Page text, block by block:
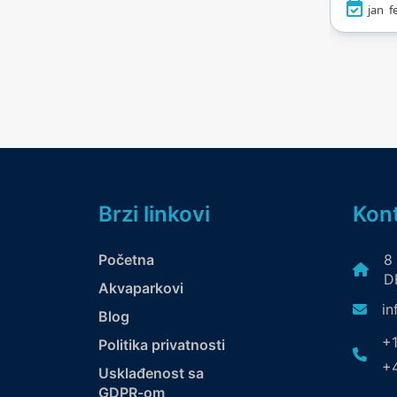
jan
Brzi linkovi
Početna
Akvaparkovi
Blog
Politika privatnosti
Usklađenost sa
GDPR-om
8